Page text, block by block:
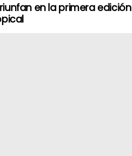
en la primera edición